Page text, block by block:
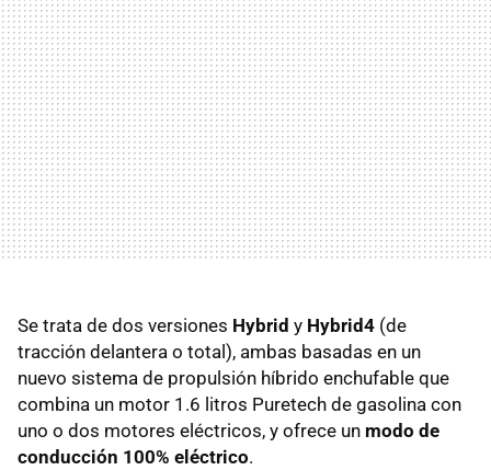
Se trata de dos versiones Hybrid y Hybrid4 (de
tracción delantera o total), ambas basadas en un
nuevo sistema de propulsión híbrido enchufable que
combina un motor 1.6 litros Puretech de gasolina con
uno o dos motores eléctricos, y ofrece un modo de
conducción 100% eléctrico.